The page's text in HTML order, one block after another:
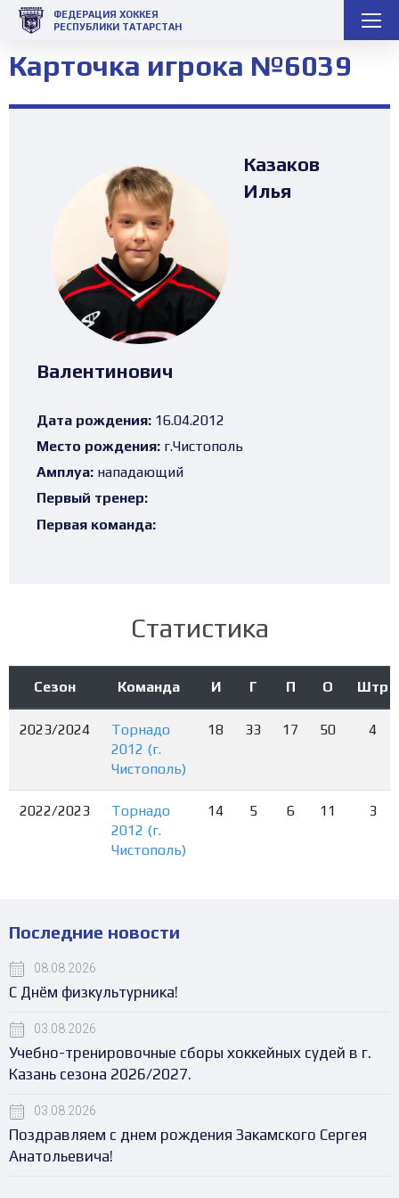
ФЕДЕРАЦИЯ ХОККЕЯ
РЕСПУБЛИКИ ТАТАРСТАН
Карточка игрока №6039
Казаков
Илья
Валентинович
Дата рождения: 16.04.2012
Место рождения: г.Чистополь
Амплуа: нападающий
Первый тренер:
Первая команда:
Статистика
Сезон Команда И Г П О Штр
2023/2024
Торнадо
2012 (г.
Чистополь)
18 33 17 50 4
2022/2023
Торнадо
2012 (г.
Чистополь)
14 5 6 11 3
Последние новости
08.08.2026
С Днём физкультурника!
03.08.2026
Учебно-тренировочные сборы хоккейных судей в г.
Казань сезона 2026/2027.
03.08.2026
Поздравляем с днем рождения Закамского Сергея
Анатольевича!